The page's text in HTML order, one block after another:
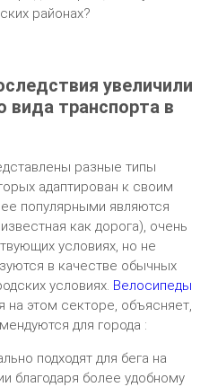
районах?
увеличили
вида транспорта в
разные типы
адаптирован к своим
популярными являются
как дорога), очень
условиях, но не
в качестве обычных
условиях. Велосипеды
этом секторе, объясняет,
для города :
подходят для бега на
благодаря более удобному